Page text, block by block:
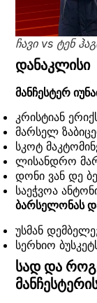
ჩავი vs ტენ
დანაკლისი
მანჩესტერ
კრისტიან
მარსელ
სკოტ
ლისანდრო
დონი ვან დე
საეჭვოა
ბარსელონას
უსმან
სერხიო
სად და